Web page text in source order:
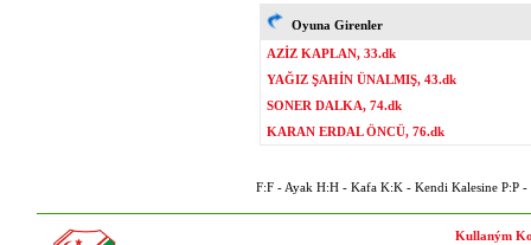
Oyuna Girenler
AZİZ KAPLAN, 33.dk
YAĞIZ ŞAHİN ÜNALMIŞ, 43.dk
SONER DALKA, 74.dk
KARAN ERDAL ÖNCÜ, 76.dk
F:F - Ayak H:H - Kafa K:K - Kendi Kalesine P:P -
Kullaným